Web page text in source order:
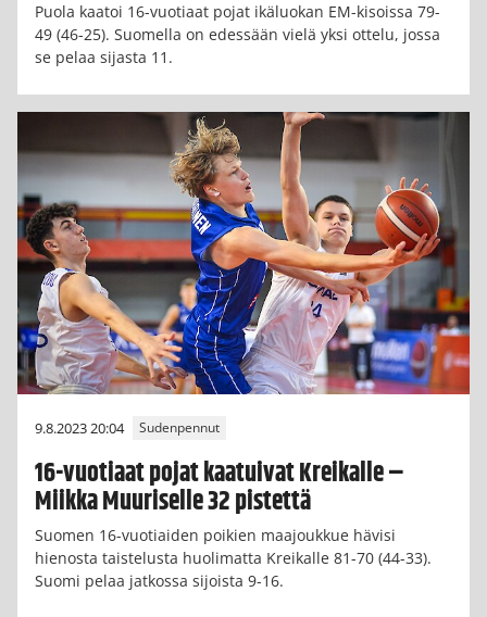
Puola kaatoi 16-vuotiaat pojat ikäluokan EM-kisoissa 79-
49 (46-25). Suomella on edessään vielä yksi ottelu, jossa
se pelaa sijasta 11.
9.8.2023 20:04 Sudenpennut
16-vuotiaat pojat kaatuivat Kreikalle –
Miikka Muuriselle 32 pistettä
Suomen 16-vuotiaiden poikien maajoukkue hävisi
hienosta taistelusta huolimatta Kreikalle 81-70 (44-33).
Suomi pelaa jatkossa sijoista 9-16.